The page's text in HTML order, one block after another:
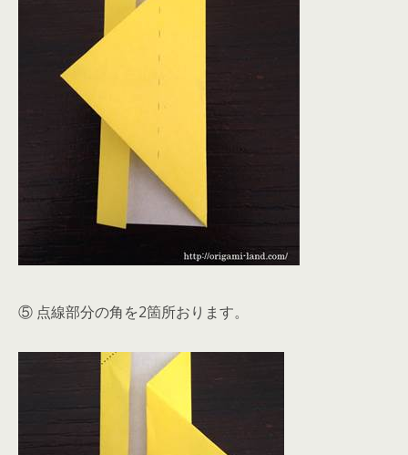
⑤ 点線部分の角を2箇所おります。